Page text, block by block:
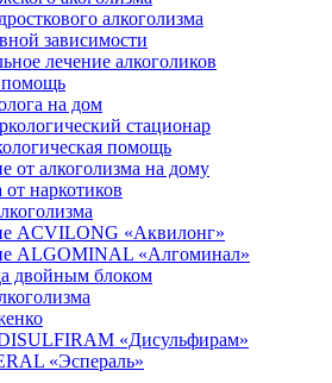
алкоголизма
зависимости
лечение алкоголиков
помощь
на дом
стационар
помощь
от алкоголизма на дому
наркотиков
ACVILONG «Аквилонг»
ALGOMINAL «Алгоминал»
двойным блоком
«Дисульфирам»
«Эспераль»